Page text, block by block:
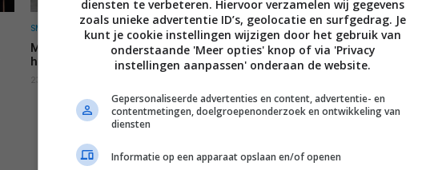
SMARTHOME
Met Petcube Bites en Play zijn
huisdieren altijd zoet
23 JULI 2016
diensten te verbeteren. Hiervoor verzamelen wij gegevens
zoals unieke advertentie ID’s, geolocatie en surfgedrag. Je
kunt je cookie instellingen wijzigen door het gebruik van
onderstaande 'Meer opties' knop of via 'Privacy
instellingen aanpassen' onderaan de website.
Gepersonaliseerde advertenties en content, advertentie- en
contentmetingen, doelgroepenonderzoek en ontwikkeling van
diensten
Informatie op een apparaat opslaan en/of openen